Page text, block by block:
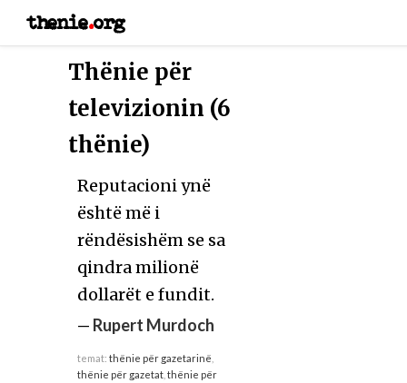
thenie.org
Thënie për
televizionin (6
thënie)
Reputacioni ynë
është më i
rëndësishëm se sa
qindra milionë
dollarët e fundit.
— Rupert Murdoch
temat: thënie për gazetarinë
thënie për gazetat, thënie për